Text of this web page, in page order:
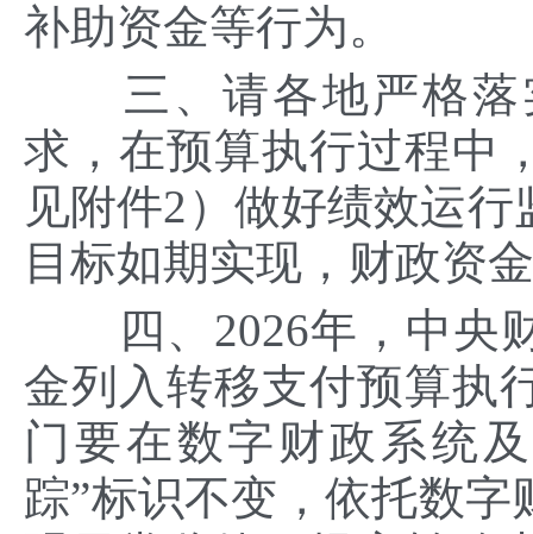
补助资金等行为。
三、请各地严格落
求，在预算执行过程中
见附件2）做好绩效运
目标如期实现，财政资
四、2026年，中央
金列入转移支付预算执
门要在数字财政系统
踪”标识不变，依托数